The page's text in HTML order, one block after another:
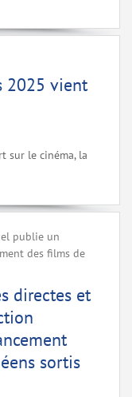
2025 vient
sur le cinéma, la
publie un
des films de
directes et
sortis